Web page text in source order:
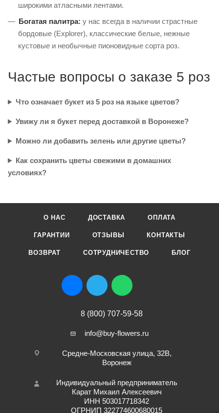
широкими атласными лентами.
Богатая палитра: у нас всегда в наличии страстные
бордовые (Explorer), классические белые, нежные
кустовые и необычные пионовидные сорта роз.
Частые вопросы о заказе 5 роз
Что означает букет из 5 роз на языке цветов?
Увижу ли я букет перед доставкой в Воронеже?
Можно ли добавить зелень или другие цветы?
Как сохранить цветы свежими в домашних
условиях?
О НАС ДОСТАВКА ОПЛАТА
ГАРАНТИИ ОТЗЫВЫ КОНТАКТЫ
ВОЗВРАТ СОТРУДНИЧЕСТВО БЛОГ
8 (800) 707-59-58
info@buy-flowers.ru
Средне-Московская улица, 32В,
Воронеж
Индивидуальный предприниматель
Карат Михаил Алексеевич
ИНН 503017718342
ОГРНИП 322774600680015